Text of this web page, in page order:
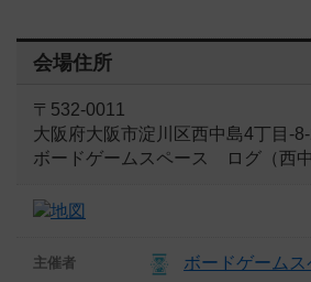
会場住所
〒532-0011
大阪府大阪市淀川区西中島4丁目-
ボードゲームスペース ログ（西中
主催者 ボードゲーム